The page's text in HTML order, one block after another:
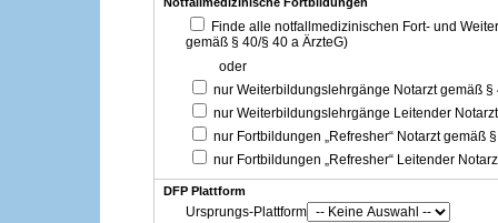
Finde alle notfallmedizinischen Fort- und
gemäß § 40/§ 40 a ÄrzteG)
oder
nur Weiterbildungslehrgänge Notarzt gemäß §
nur Weiterbildungslehrgänge Leitender
nur Fortbildungen „Refresher“ Notarzt gemäß
nur Fortbildungen „Refresher“ Leitender
DFP Plattform
Ursprungs-Plattform